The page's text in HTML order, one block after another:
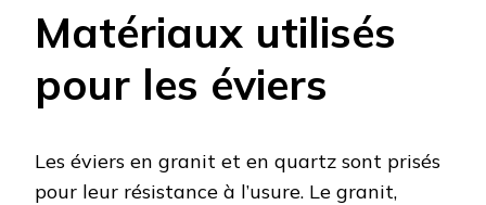
Matériaux utilisés
pour les éviers
Les éviers en granit et en quartz sont prisés
pour leur résistance à l’usure. Le granit,